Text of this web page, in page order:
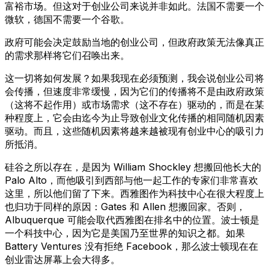
富裕市场。但这对于创业公司来说并非如此。法国不需要一个
微软，德国不需要一个谷歌。
政府可能会决定鼓励当地的创业公司，但政府政策无法像真正
的需求那样将它们召唤出来。
这一切将如何发展？如果我现在必须预测，我会说创业公司将
会传播，但速度非常缓慢，因为它们的传播将不是由政府政策
（这将不起作用）或市场需求（这不存在）驱动的，而是在某
种程度上，它会由迄今为止导致创业文化传播的相同随机因素
驱动。而且，这些随机因素将越来越被现有创业中心的吸引力
所抵消。
硅谷之所以存在，是因为 William Shockley 想搬回他长大的
Palo Alto，而他吸引到西部与他一起工作的专家们非常喜欢
这里，所以他们留了下来。西雅图作为科技中心在很大程度上
也归功于同样的原因：Gates 和 Allen 想搬回家。否则，
Albuquerque 可能会取代西雅图在排名中的位置。波士顿是
一个科技中心，因为它是美国乃至世界的知识之都。如果
Battery Ventures 没有拒绝 Facebook，那么波士顿现在在
创业雷达屏幕上会大得多。